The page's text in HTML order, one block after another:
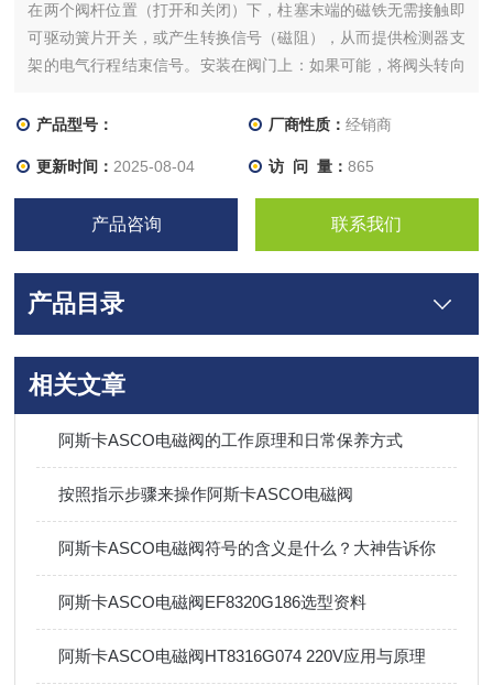
在两个阀杆位置（打开和关闭）下，柱塞末端的磁铁无需接触即
可驱动簧片开关，或产生转换信号（磁阻），从而提供检测器支
架的电气行程结束信号。安装在阀门上：如果可能，将阀头转向
所述的操作 该设备单独提供。执行本文档中所述的所有安装、连
产品型号： 厂商性质： 经销商
更新时间： 2025-08-04 访 问 量： 865
产品咨询 联系我们
产品目录
相关文章
阿斯卡ASCO电磁阀的工作原理和日常保养方式
按照指示步骤来操作阿斯卡ASCO电磁阀
阿斯卡ASCO电磁阀符号的含义是什么？大神告诉你
阿斯卡ASCO电磁阀EF8320G186选型资料
阿斯卡ASCO电磁阀HT8316G074 220V应用与原理